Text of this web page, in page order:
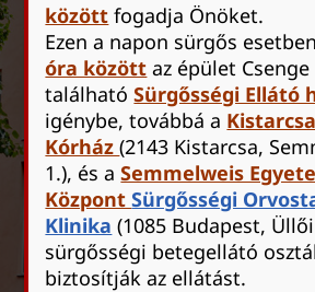
Időpontfoglalás
Online időpontfoglalási
regisztrációt követően
időpontot foglalni.
között fogadja Önöket.
Ezen a napon sürgős esetben
óra között az épület
találhatóSürgősségi Ellátó
igénybe, továbbá a
Kórház(2143 Kistarcsa,
1.), és aSemmelweis
KözpontSürgősségi
Klinika (1085 Budapest,
sürgősségi betegellátó
biztosítják az ellátást.